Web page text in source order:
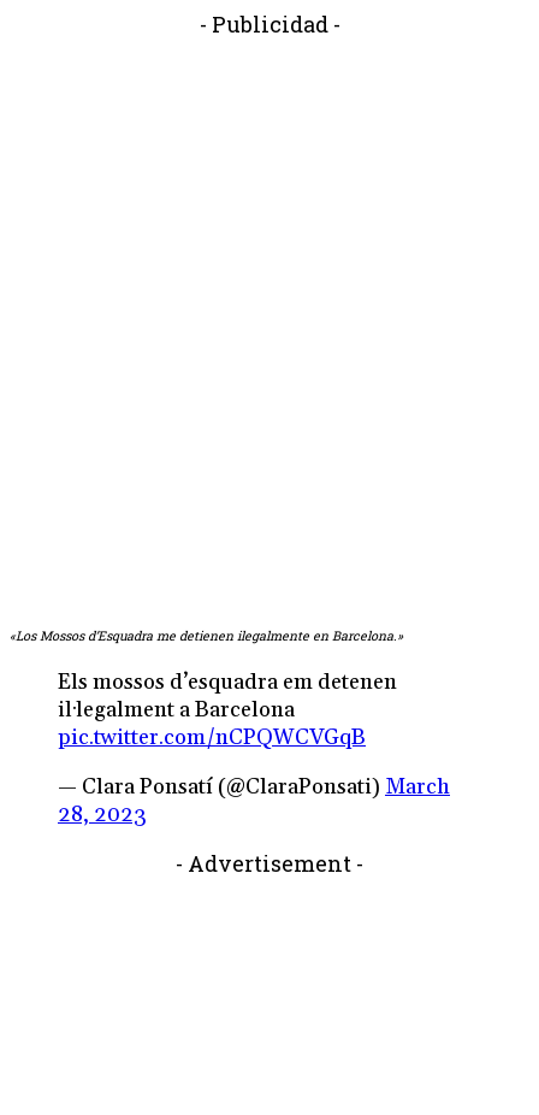
- Publicidad -
«Los Mossos d’Esquadra me detienen ilegalmente en Barcelona.»
Els mossos d’esquadra em detenen
il·legalment a Barcelona
pic.twitter.com/nCPQWCVGqB
— Clara Ponsatí (@ClaraPonsati) March
28, 2023
- Advertisement -